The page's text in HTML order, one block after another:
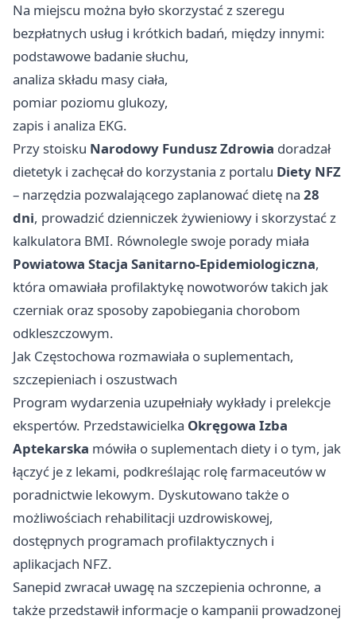
Na miejscu można było skorzystać z szeregu
bezpłatnych usług i krótkich badań, między innymi:
podstawowe badanie słuchu,
analiza składu masy ciała,
pomiar poziomu glukozy,
zapis i analiza EKG.
Przy stoisku Narodowy Fundusz Zdrowia doradzał
dietetyk i zachęcał do korzystania z portalu Diety NFZ
– narzędzia pozwalającego zaplanować dietę na 28
dni, prowadzić dzienniczek żywieniowy i skorzystać z
kalkulatora BMI. Równolegle swoje porady miała
Powiatowa Stacja Sanitarno-Epidemiologiczna,
która omawiała profilaktykę nowotworów takich jak
czerniak oraz sposoby zapobiegania chorobom
odkleszczowym.
Jak Częstochowa rozmawiała o suplementach,
szczepieniach i oszustwach
Program wydarzenia uzupełniały wykłady i prelekcje
ekspertów. Przedstawicielka Okręgowa Izba
Aptekarska mówiła o suplementach diety i o tym, jak
łączyć je z lekami, podkreślając rolę farmaceutów w
poradnictwie lekowym. Dyskutowano także o
możliwościach rehabilitacji uzdrowiskowej,
dostępnych programach profilaktycznych i
aplikacjach NFZ.
Sanepid zwracał uwagę na szczepienia ochronne, a
także przedstawił informacje o kampanii prowadzonej